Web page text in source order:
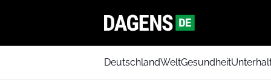
DeutschlandWeltGesundheit